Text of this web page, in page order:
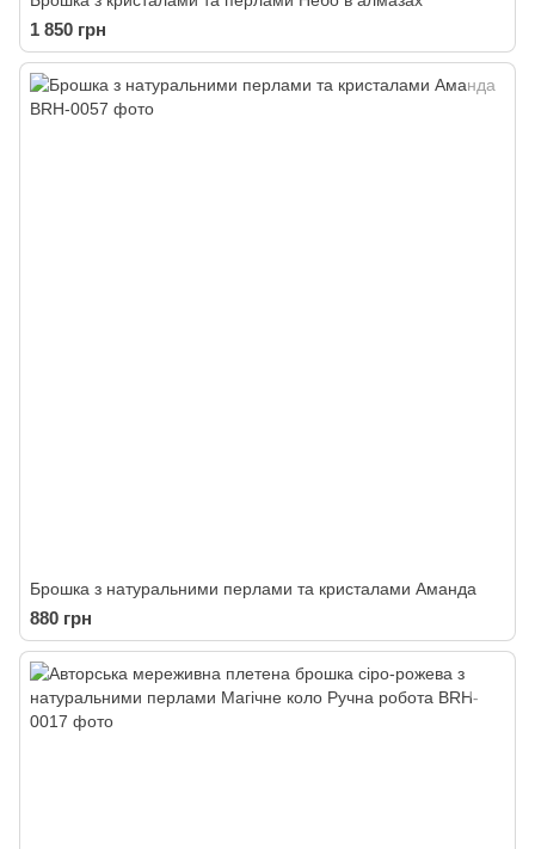
1 850 грн
Брошка з натуральними перлами та кристалами Аманда
880 грн